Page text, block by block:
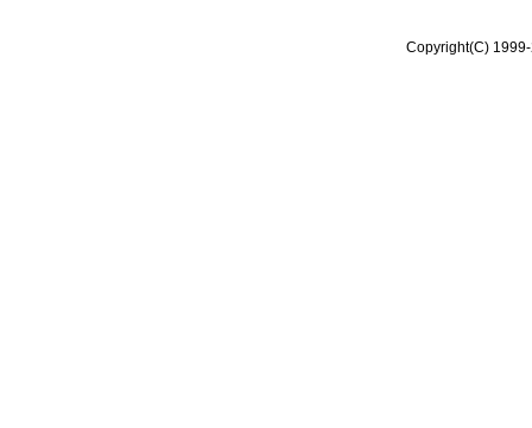
Copyright(C)